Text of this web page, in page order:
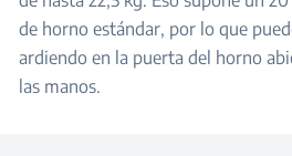
de horno estándar, por lo que
ardiendo en la puerta del horno
las manos.